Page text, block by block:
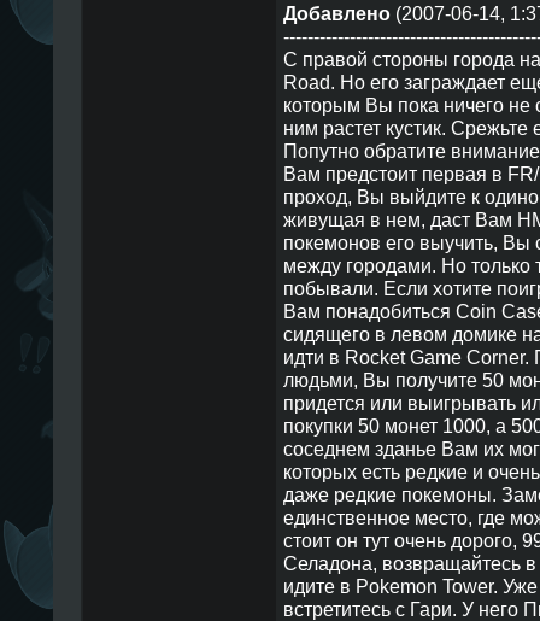
Добавлено(2007-06-14,
С правой стороны города
Road. Но его заграждает
которым Вы пока ничего не
ним растет кустик. Срежьте
Попутно обратите
Вам предстоит первая в
проход, Вы выйдите к
живущая в нем, даст Вам
покемонов его выучить, Вы
между городами. Но только
побывали. Если хотите
Вам понадобиться Coin
сидящего в левом домике
идти в Rocket Game
людьми, Вы получите 50
придется или выигрывать
покупки 50 монет 1000, а
соседнем зданье Вам их
которых есть редкие и
даже редкие покемоны.
единственное место, где
стоит он тут очень дорого,
Селадона, возвращайтесь
идите в Pokemon Tower.
встретитесь с Гари. У него